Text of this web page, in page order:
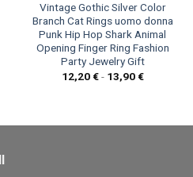
Vintage Gothic Silver Color
Branch Cat Rings uomo donna
Punk Hip Hop Shark Animal
Opening Finger Ring Fashion
Party Jewelry Gift
12,20€ - 13,90€Fascia
a